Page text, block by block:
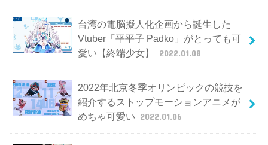
台湾の電脳擬人化企画から誕生した
Vtuber「平平子 Padko」がとっても可
愛い【終端少女】
2022.01.08
2022年北京冬季オリンピックの競技を
紹介するストップモーションアニメが
めちゃ可愛い 2022.01.06